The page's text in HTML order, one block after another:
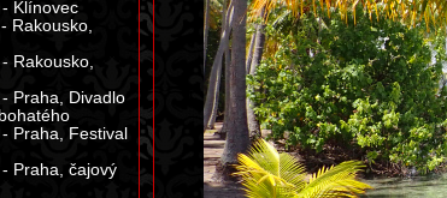
Klínovec
Rakousko,
Rakousko,
Praha, Divadlo
Praha, Festival
Praha, čajový